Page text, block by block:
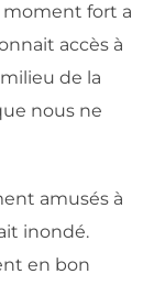
moment fort a
accès à
de la
nous ne
amusés à
inondé.
en bon